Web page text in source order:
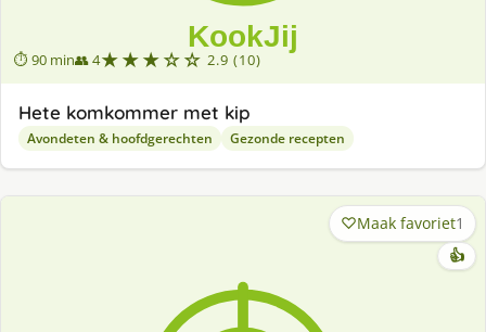
⏱ 90 min👥 4★★★☆☆ 2.9 (10)
Hete komkommer met kip
Avondeten & hoofdgerechten Gezonde recepten
Maak favoriet1
👍